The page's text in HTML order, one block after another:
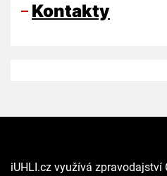
Kontakty
iUHLI.cz využívá zpravodajství